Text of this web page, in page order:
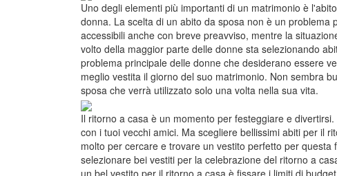
Uno degli elementi più importanti di un matrimonio è
donna. La scelta di un abito da sposa non è un
accessibili anche con breve preavviso, mentre la
volto della maggior parte delle donne sta selezionando
problema principale delle donne che desiderano essere
meglio vestita il giorno del suo matrimonio. Non sembra
sposa che verrà utilizzato solo una volta nella sua vita.
Il ritorno a casa è un momento per festeggiare e
con i tuoi vecchi amici. Ma scegliere bellissimi abiti per il
molto per cercare e trovare un vestito perfetto per
selezionare bei vestiti per la celebrazione del ritorno a
un bel vestito per il ritorno a casa è fissare i limiti di